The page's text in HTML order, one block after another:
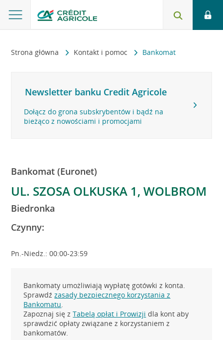
Strona główna Kontakt i pomoc Bankomat
Newsletter banku Credit Agricole
Dołącz do grona subskrybentów i bądź na
bieżąco z nowościami i promocjami
Bankomat (Euronet)
UL. SZOSA OLKUSKA 1, WOLBROM
Biedronka
Czynny:
Pn.-Niedz.: 00:00-23:59
Bankomaty umożliwiają wypłatę gotówki z konta.
Sprawdźzasady bezpiecznego korzystania z
Bankomatu.
Zapoznaj się zTabelą opłat i Prowizji dla kont aby
sprawdzić opłaty związane z korzystaniem z
bankomatów.